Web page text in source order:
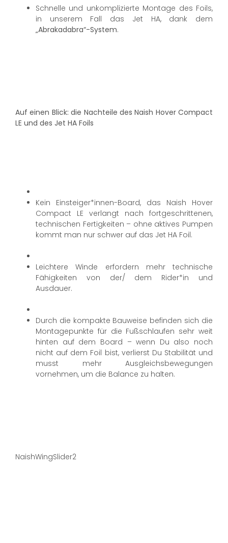
Schnelle und unkomplizierte Montage des Foils,
in unserem Fall das Jet HA, dank dem
„Abrakadabra“-System.
Auf einen Blick: die Nachteile des Naish Hover Compact
LE und des Jet HA Foils
Kein Einsteiger*innen-Board, das Naish Hover
Compact LE verlangt nach fortgeschrittenen,
technischen Fertigkeiten – ohne aktives Pumpen
kommt man nur schwer auf das Jet HA Foil.
Leichtere Winde erfordern mehr technische
Fähigkeiten von der/ dem Rider*in und
Ausdauer.
Durch die kompakte Bauweise befinden sich die
Montagepunkte für die Fußschlaufen sehr weit
hinten auf dem Board – wenn Du also noch
nicht auf dem Foil bist, verlierst Du Stabilität und
musst mehr Ausgleichsbewegungen
vornehmen, um die Balance zu halten.
NaishWingSlider2